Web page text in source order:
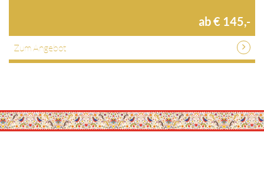
ab € 145,-
Zum Angebot